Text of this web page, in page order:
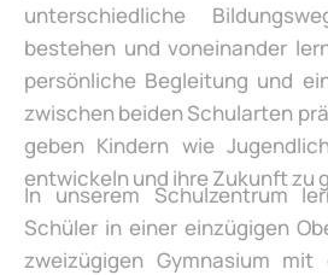
unterschiedliche
bestehen und voneinander
persönliche Begleitung und
zwischen beiden Schularten
geben Kindern wie
entwickeln und ihre Zukunft zu
In unserem Schulzentrum
Schüler in einer einzügigen
zweizügigen Gymnasium mit